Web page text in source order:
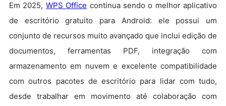
Em 2025, WPS Office continua sendo o melhor aplicativo
de escritório gratuito para Android: ele possui um
conjunto de recursos muito avançado que inclui edição de
documentos, ferramentas PDF, integração com
armazenamento em nuvem e excelente compatibilidade
com outros pacotes de escritório para lidar com tudo,
desde trabalhar em movimento até colaboração com